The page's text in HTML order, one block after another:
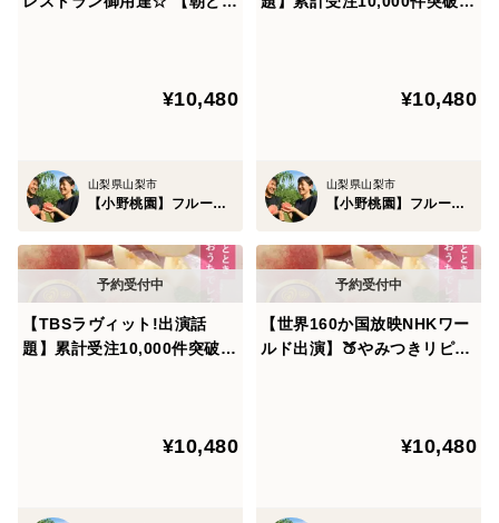
としてお届けください。
※⚠️現在、注文が殺到しております故、追加のご注文が
ある場合はお早めに予約枠を抑えておいて下さい。この
ままのペースだと予想を上回る速さで2026年分を締め
切らせて頂きます。
すのでこのページが公開されているうちにご予約お済ま
ギフト】🍑8月上旬予約桃🍑
¥10,480
山梨県山梨市
【小野桃園】フルーツ王国山梨ブランド
下旬予約桃🍑【お中元ギフ
¥10,480
山梨県山梨市
【小野桃園】フルーツ王国山梨ブランド
【TBSラヴィット!出演話
題】累計受注10,000件突破☆
元ギフト】🍑7月下旬予約桃
¥10,480
【世界160か国放映NHKワー
ルド出演】🍑やみつきリピー
【お中元ギフト】【約2kg個
¥10,480